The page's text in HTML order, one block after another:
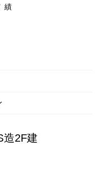
績
造2F建